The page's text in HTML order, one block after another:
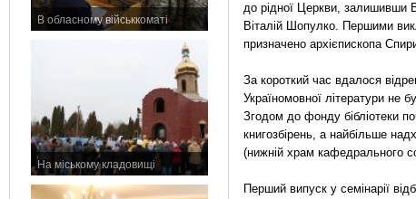
В обласному військкоматі
На міському кладовищі
до рідної Церкви, залишивши
Віталій Шопулко. Першими
призначено архієпископа
За короткий час вдалося
Україномовної літератури не
Згодом до фонду бібліотеки
книгозбірень, а найбільше
(нижній храм кафедрального
Перший випуск у семінарії